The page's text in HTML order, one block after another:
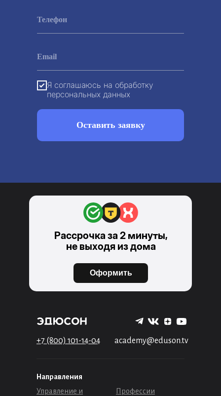
Я соглашаюсь на обработку
персональных данных
Оставить заявку
+7 (800) 101-14-04 academy@eduson.tv
Управление и
Направления
Профессии
Рассрочка за 2 минуты,
не выходя из дома
Оформить